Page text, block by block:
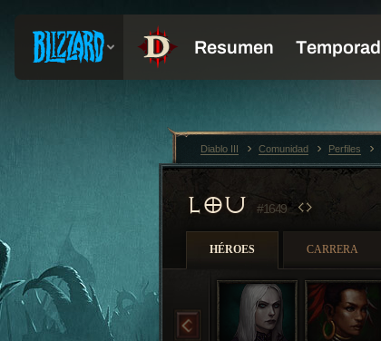
LOU #1649
HÉROES CARRERA
Diablo III Comunidad Perfiles